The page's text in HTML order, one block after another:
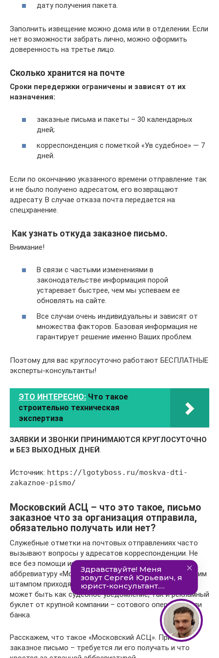
дату получения пакета.
Заполнить извещение можно дома или в отделении. Если
нет возможности забрать лично, можно оформить
доверенность на третье лицо.
Сколько хранится на почте
Сроки передержки ограничены и зависят от их
назначения:
заказные письма и пакеты – 30 календарных
дней;
корреспонденция с пометкой «Ув судебное» — 7
дней.
Если по окончанию указанного времени отправление так
и не было получено адресатом, его возвращают
адресату. В случае отказа почта передается на
спецхранение.
Как узнать откуда заказное письмо.
Внимание!
В связи с частыми изменениями в
законодательстве информация порой
устаревает быстрее, чем мы успеваем ее
обновлять на сайте.
Все случаи очень индивидуальны и зависят от
множества факторов. Базовая информация не
гарантирует решение именно Ваших проблем.
Поэтому для вас круглосуточно работают БЕСПЛАТНЫЕ
эксперты-консультанты!
ЭТО ИНТЕРЕСНО: Что такое
строительно техническая
экспертиза
ЗАЯВКИ И ЗВОНКИ ПРИНИМАЮТСЯ КРУГЛОСУТОЧНО
и БЕЗ ВЫХОДНЫХ ДНЕЙ.
Источник: https://lgotyboss.ru/moskva-dti-
zakaznoe-pismo/
Московский АСЦ – что это такое, письмо
заказное что за организация отправила,
обязательно получать или нет?
Служебные отметки на почтовых отправлениях часто
вызывают вопросы у адресатов корреспонденции. Не
все без помощи интернета способны расшифровать
аббревиатуру «Московский АСЦ», а ведь письма с таким
штампом приходят с завидной периодичностью. Это
может быть как судебное уведомление, так и рекламный
буклет от крупной компании – сотового оператора или
банка.
Расскажем, что такое «Московский АСЦ». Пришло
заказное письмо – требуется ли его получать и что